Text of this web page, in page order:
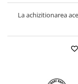
La achizitionarea